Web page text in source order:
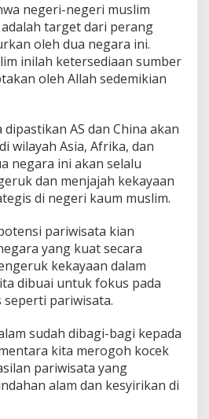
negeri-negeri muslim
target dari perang
oleh dua negara ini.
inilah ketersediaan sumber
oleh Allah sedemikian
AS dan China akan
wilayah Asia, Afrika, dan
negara ini akan selalu
dan menjajah kekayaan
di negeri kaum muslim.
pariwisata kian
yang kuat secara
kekayaan dalam
dibuai untuk fokus pada
pariwisata.
sudah dibagi-bagi kepada
kita merogoh kocek
pariwisata yang
alam dan kesyirikan di